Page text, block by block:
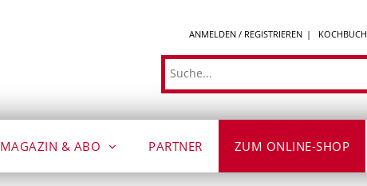
ANMELDEN / REGISTRIEREN KOCHBUCH
Suche
MAGAZIN & ABO PARTNER ZUM ONLINE-SHOP